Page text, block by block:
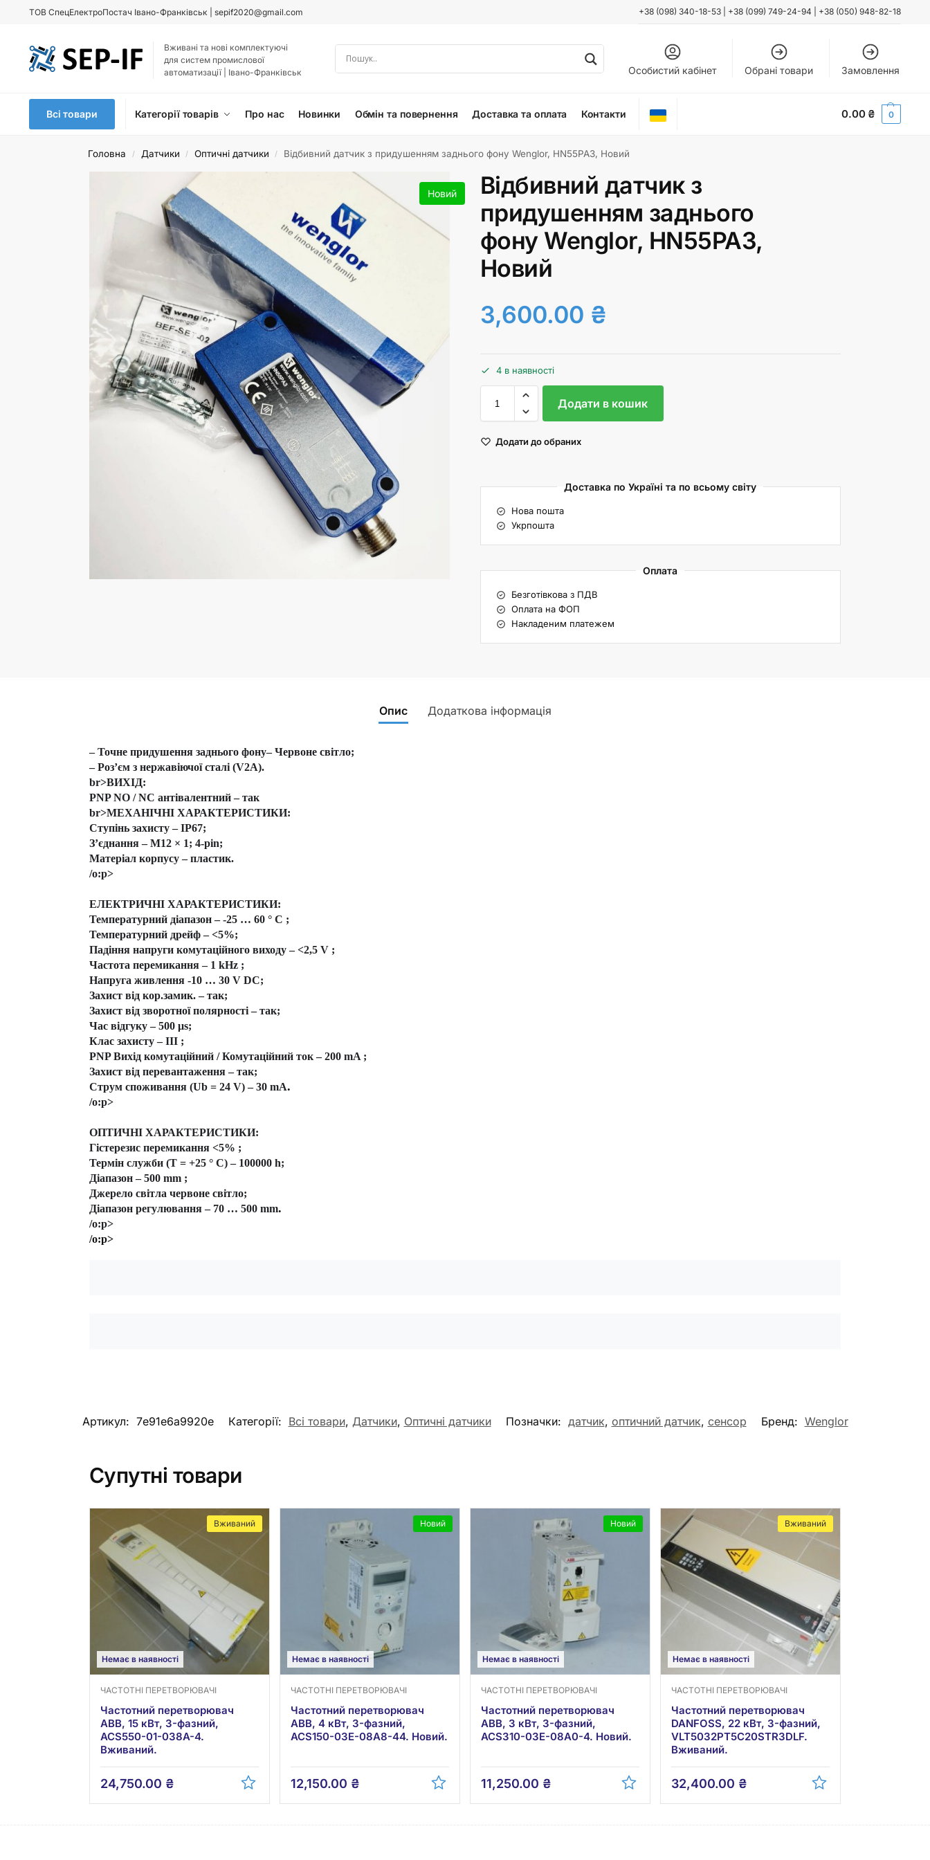
ТОВ СпецЕлектроПостач Івано-Франківськ | sepif2020@gmail.com +38 (098) 340-18-53 +38 (099) 749-24-94 +38 (050) 948-82-18
Вживані та нові комплектуючі
для систем промислової
автоматизації | Івано-Франківськ
Особистий кабінет Обрані товари Замовлення
Всі товари Категорії товарів Про нас Новинки Обмін та повернення Доставка та оплата Контакти 0.00 ₴ 0
Головна / Датчики / Оптичні датчики / Відбивний датчик з придушенням заднього фону Wenglor, HN55PA3, Новий
Новий
Відбивний датчик з
придушенням заднього
фону Wenglor, HN55PA3,
Новий
3,600.00 ₴
4 в наявності
Додати в кошик
Додати до обраних
Доставка по Україні та по всьому світу
Нова пошта
Укрпошта
Оплата
Безготівкова з ПДВ
Оплата на ФОП
Накладеним платежем
Опис Додаткова інформація
–Точне придушення заднього фону– Червоне світло;
– Роз’єм з нержавіючої сталі (V2A).
br>ВИХІД:
PNP NO / NC антівалентний – так
br>МЕХАНІЧНІ ХАРАКТЕРИСТИКИ:
Ступінь захисту – IP67;
З’єднання – M12 × 1; 4-pin;
Матеріал корпусу – пластик.
/o:p>
ЕЛЕКТРИЧНІ ХАРАКТЕРИСТИКИ:
Температурний діапазон – -25 … 60 ° C ;
Температурний дрейф – <5%;
Падіння напруги комутаційного виходу – <2,5 V ;
Частота перемикання – 1 kHz ;
Напруга живлення -10 … 30 V DC;
Захист від кор.замик. – так;
Захист від зворотної полярності – так;
Час відгуку – 500 μs;
Клас захисту – III ;
PNP Вихід комутаційний / Комутаційний ток – 200 mA ;
Захист від перевантаження – так;
Струм споживання (Ub = 24 V) – 30 mA.
/o:p>
ОПТИЧНІ ХАРАКТЕРИСТИКИ:
Гістерезис перемикання <5% ;
Термін служби (T = +25 ° C) – 100000 h;
Діапазон – 500 mm ;
Джерело світла червоне світло;
Діапазон регулювання – 70 … 500 mm.
/o:p>
/o:p>
Артикул: 7e91e6a9920e Категорії: Всі товари, Датчики, Оптичні датчики Позначки: датчик, оптичний датчик, сенсор Бренд: Wenglor
Супутні товари
Немає в наявності
Вживаний
ЧАСТОТНІ ПЕРЕТВОРЮВАЧІ
Частотний перетворювач
ABB, 15 кВт, 3-фазний,
ACS550-01-038A-4.
Вживаний.
24,750.00 ₴
Немає в наявності
Новий
ЧАСТОТНІ ПЕРЕТВОРЮВАЧІ
Частотний перетворювач
ABB, 4 кВт, 3-фазний,
ACS150-03E-08A8-44. Новий.
12,150.00 ₴
Немає в наявності
Новий
ЧАСТОТНІ ПЕРЕТВОРЮВАЧІ
Частотний перетворювач
ABB, 3 кВт, 3-фазний,
ACS310-03E-08A0-4. Новий.
11,250.00 ₴
Немає в наявності
Вживаний
ЧАСТОТНІ ПЕРЕТВОРЮВАЧІ
Частотний перетворювач
DANFOSS, 22 кВт, 3-фазний,
VLT5032PT5C20STR3DLF.
Вживаний.
32,400.00 ₴